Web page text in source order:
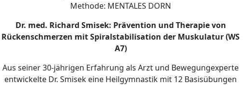
Methode: MENTALES DORN
Dr. med. Richard Smisek: Prävention und Therapie von
Rückenschmerzen mit Spiralstabilisation der Muskulatur (WS
A7)
Aus seiner 30-jährigen Erfahrung als Arzt und Bewegungexperte
entwickelte Dr. Smisek eine Heilgymnastik mit 12 Basisübungen